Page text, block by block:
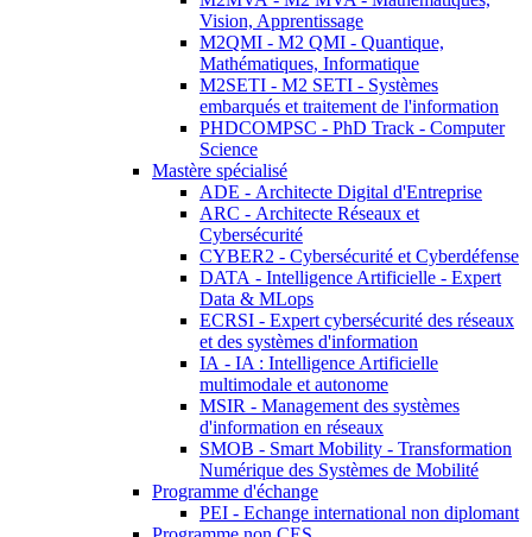
Vision, Apprentissage
M2QMI - M2 QMI - Quantique,
Mathématiques, Informatique
M2SETI - M2 SETI - Systèmes
embarqués et traitement de l'information
PHDCOMPSC - PhD Track - Computer
Science
Mastère spécialisé
ADE - Architecte Digital d'Entreprise
ARC - Architecte Réseaux et
Cybersécurité
CYBER2 - Cybersécurité et Cyberdéfense
DATA - Intelligence Artificielle - Expert
Data & MLops
ECRSI - Expert cybersécurité des réseaux
et des systèmes d'information
IA - IA : Intelligence Artificielle
multimodale et autonome
MSIR - Management des systèmes
d'information en réseaux
SMOB - Smart Mobility - Transformation
Numérique des Systèmes de Mobilité
Programme d'échange
PEI - Echange international non diplomant